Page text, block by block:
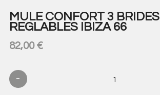
MULE CONFORT 3 BRIDES
REGLABLES IBIZA 66
82,00 €